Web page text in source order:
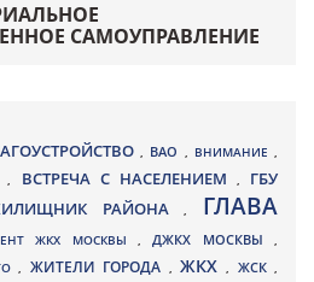
САМОУПРАВЛЕНИЕ
, ВАО , ВНИМАНИЕ ,
, ВСТРЕЧА С НАСЕЛЕНИЕМ , ГБУ
РАЙОНА, ГЛАВА
ЖКХ МОСКВЫ ,ДЖКХ МОСКВЫ ,
, ЖИТЕЛИ ГОРОДА , ЖКХ, ЖСК,